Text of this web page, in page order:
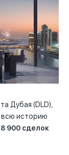
Дубая (DLD),
всю историю
900 сделок